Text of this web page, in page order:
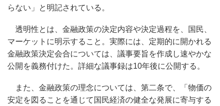
らない」と明記されている。
透明性とは、金融政策の決定内容や決定過程を、国民、
マーケットに明示すること。実際には、定期的に開かれる
金融政策決定会合については、議事要旨を作成し速やかな
公開を義務付けた。詳細な議事録は10年後に公開する。
また、金融政策の理念については、第二条で、「物価の
安定を図ることを通じて国民経済の健全な発展に寄与する